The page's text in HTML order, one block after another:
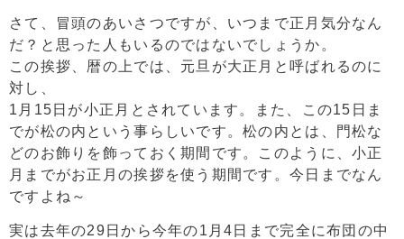
さて、冒頭のあいさつですが、いつまで正月気分なん
だ？と思った人もいるのではないでしょうか。
この挨拶、暦の上では、元旦が大正月と呼ばれるのに
対し、
1月15日が小正月とされています。また、この15日ま
でが松の内という事らしいです。松の内とは、門松な
どのお飾りを飾っておく期間です。このように、小正
月までがお正月の挨拶を使う期間です。今日までなん
ですよね～
実は去年の29日から今年の1月4日まで完全に布団の中